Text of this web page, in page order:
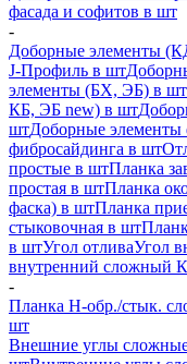
фасада и софитов в шт
-
Доборные элементы
J-Профиль в шт
элементы (БХ, ЭБ) в шт
КБ, ЭБ new) в шт
штДоборные элементы
фибросайдинга в шт
простые в штПланка
простая в штПланка
фаска) в штПланка
стыковочная в шт
в штУгол отливаУгол
внутренний сложный
-
Планка H-обр./стык.
шт
Внешние углы